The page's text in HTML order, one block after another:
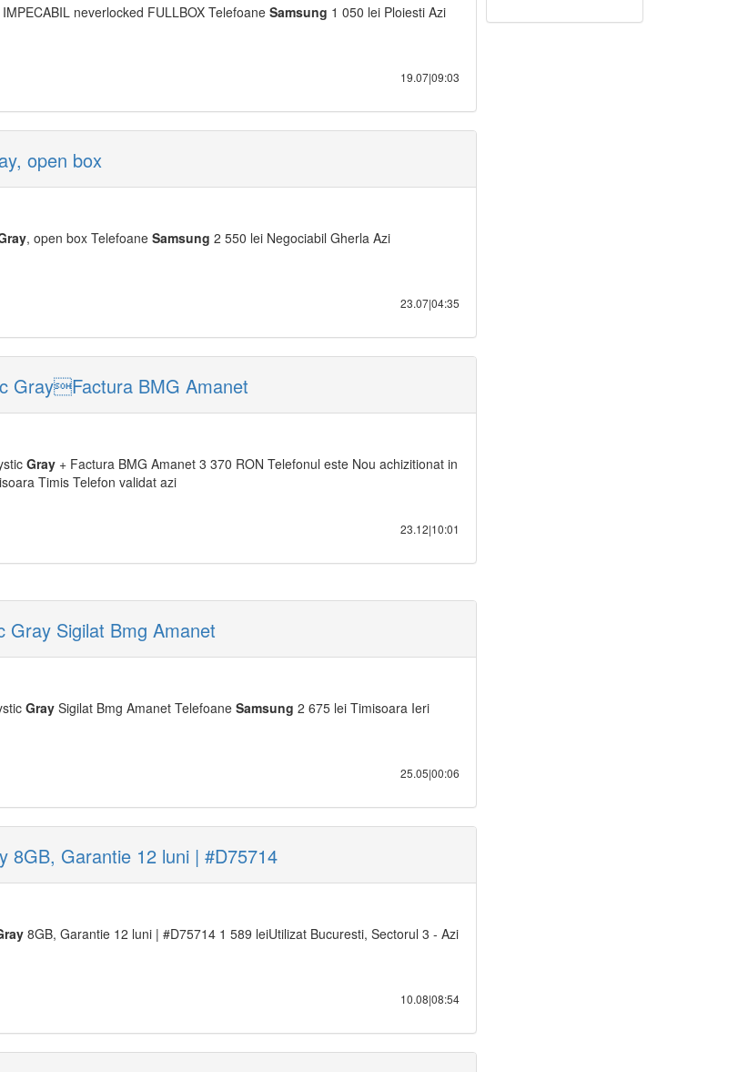
neverlocked FULLBOX TelefoaneSamsung 1 050 lei Ploiesti Azi
19.07|09:03
open box
, open box Telefoane Samsung 2 550 lei Negociabil Gherla Azi
23.07|04:35
GrayFactura BMG Amanet
Gray + Factura BMG Amanet 3 370 RON Telefonul este Nou achizitionat in
Timis Telefon validat azi
23.12|10:01
Gray Sigilat Bmg Amanet
Gray Sigilat Bmg Amanet Telefoane Samsung 2 675 lei Timisoara Ieri
25.05|00:06
8GB, Garantie 12 luni | #D75714
8GB, Garantie 12 luni | #D75714 1 589 leiUtilizat Bucuresti, Sectorul 3 - Azi
10.08|08:54